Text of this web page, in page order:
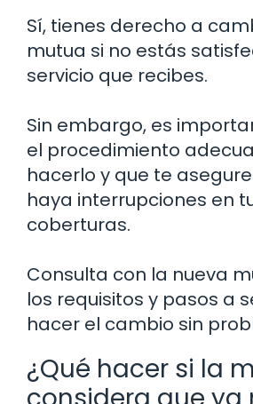
Sí, tienes derecho a
mutua si no estás
servicio que recibes.
Sin embargo, es
el procedimiento
hacerlo y que te
haya interrupciones en
coberturas.
Consulta con la nueva
los requisitos y pasos a
hacer el cambio sin
¿Qué hacer si la